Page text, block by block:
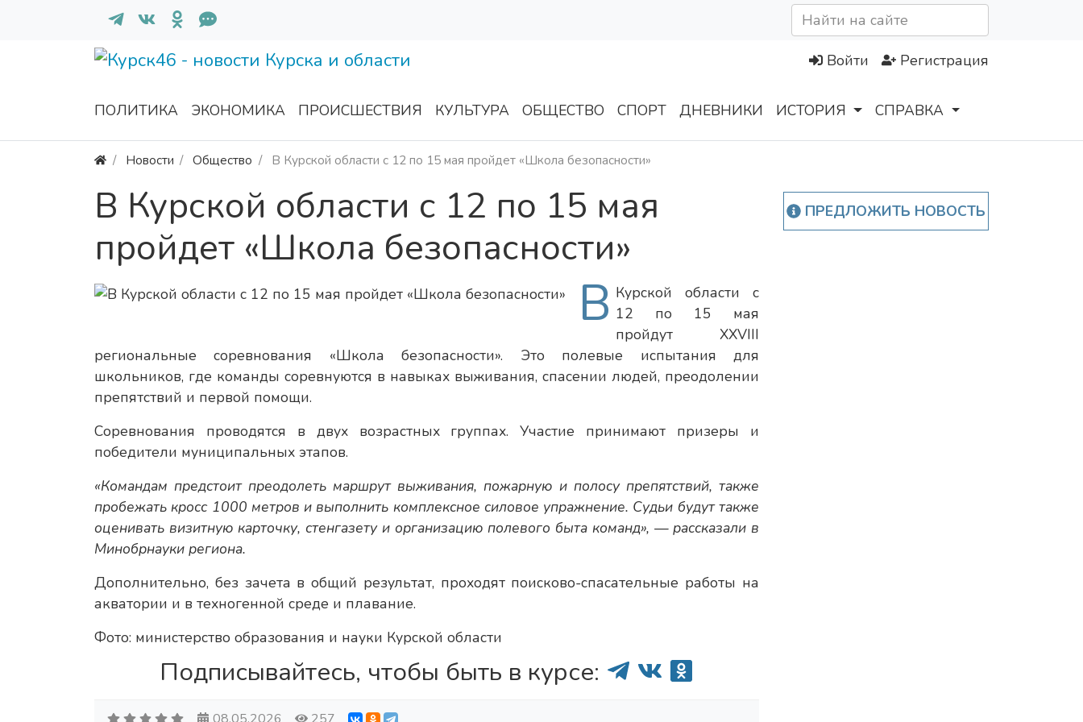
Войти Регистрация
ПОЛИТИКА ЭКОНОМИКА ПРОИСШЕСТВИЯ КУЛЬТУРА ОБЩЕСТВО СПОРТ ДНЕВНИКИ ИСТОРИЯ СПРАВКА
Новости Общество В Курской области с 12 по 15 мая пройдет «Школа безопасности»
В Курской области с 12 по 15 мая
пройдет «Школа безопасности»
В Курской области с
12 по 15 мая
пройдут XXVIII
региональные соревнования «Школа безопасности». Это полевые испытания для
школьников, где команды соревнуются в навыках выживания, спасении людей, преодолении
препятствий и первой помощи.
Соревнования проводятся в двух возрастных группах. Участие принимают призеры и
победители муниципальных этапов.
«Командам предстоит преодолеть маршрут выживания, пожарную и полосу препятствий, также
пробежать кросс 1000 метров и выполнить комплексное силовое упражнение. Судьи будут также
оценивать визитную карточку, стенгазету и организацию полевого быта команд», — рассказали в
Минобрнауки региона.
Дополнительно, без зачета в общий результат, проходят поисково-спасательные работы на
акватории и в техногенной среде и плавание.
Фото: министерство образования и науки Курской области
Подписывайтесь, чтобы быть в курсе:
ПРЕДЛОЖИТЬ НОВОСТЬ